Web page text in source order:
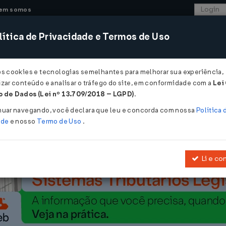
somos
CONSULTORIA SISTEMAS COMÉRCIO
padrões de navegação e acessibilidade...
de navegação e acessibilidade
de Privacidade e Termos de Uso
cookies e tecnologias semelhantes para melhorar sua experiência,
conteúdo e analisar o tráfego do site, em conformidade com a Lei
de Dados (Lei nº 13.709/2018 – LGPD).
navegando, você declara que leu e concorda com nossa Política
e nosso Termo de Uso .
Li e